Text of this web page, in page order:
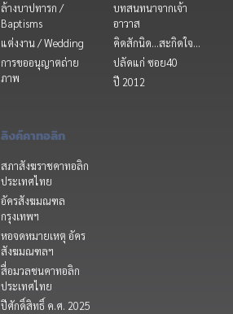
ล้างบาปทารก /
Baptisms
แต่งงาน / Wedding
การขออนุญาตถ่าย
ภาพ
บทสนทนาจากเจ้า
อาวาส
คิดสักนิด...สะกิดใจ...
ปลัดแก่ ซอย40
ปี 2012
ลิงค์คาทอลิก
สภาสังฆราชคาทอลิก
ประเทศไทย
อัครสังฆมณฑล
กรุงเทพฯ
หอจดหมายเหตุ อัคร
สังฆมณฑลฯ
สื่อมวลชนคาทอลิก
ประเทศไทย
ปีศักดิ์สิทธิ์ ค.ศ. 2025